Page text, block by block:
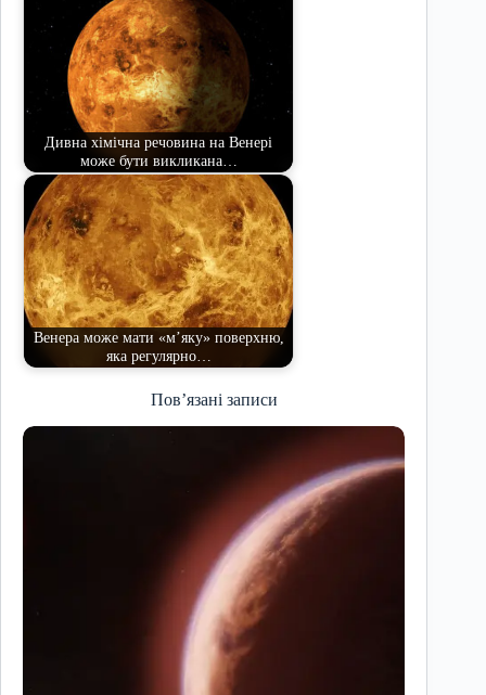
Дивна хімічна речовина на Венері
може бути викликана…
Венера може мати «м’яку» поверхню,
яка регулярно…
Пов’язані записи